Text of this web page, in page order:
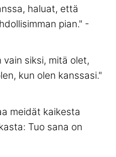
haluat, että
pian." -
vain siksi, mitä olet,
kun olen kanssasi."
meidät kaikesta
Tuo sana on